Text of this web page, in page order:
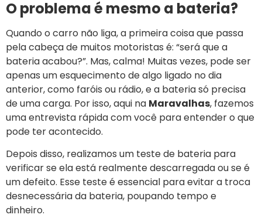
O problema é mesmo a bateria?
Quando o carro não liga, a primeira coisa que passa
pela cabeça de muitos motoristas é: “será que a
bateria acabou?”. Mas, calma! Muitas vezes, pode ser
apenas um esquecimento de algo ligado no dia
anterior, como faróis ou rádio, e a bateria só precisa
de uma carga. Por isso, aqui na Maravalhas, fazemos
uma entrevista rápida com você para entender o que
pode ter acontecido.
Depois disso, realizamos um teste de bateria para
verificar se ela está realmente descarregada ou se é
um defeito. Esse teste é essencial para evitar a troca
desnecessária da bateria, poupando tempo e
dinheiro.